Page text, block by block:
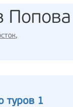
Попова
,
туров 1